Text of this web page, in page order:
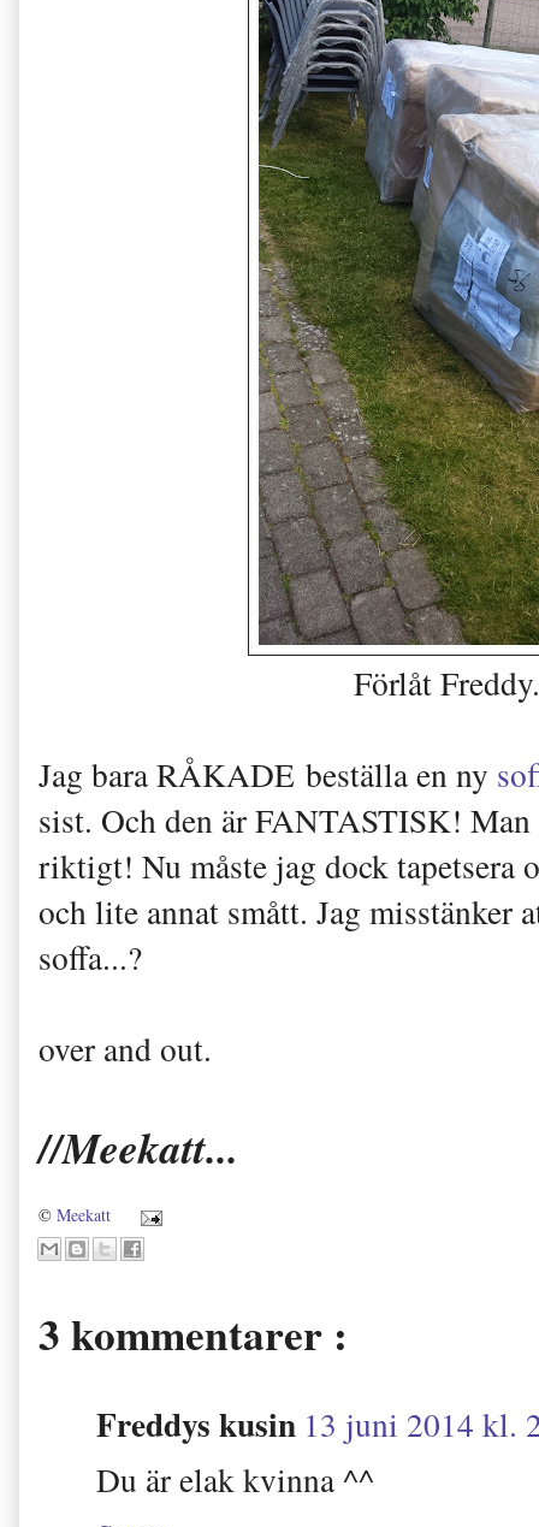
Förlåt
Jag bara RÅKADE beställa en ny
sist. Och den är FANTASTISK!
riktigt! Nu måste jag dock tapetsera
och lite annat smått. Jag
soffa...?
over and out.
//Meekatt...
© Meekatt
3 kommentarer :
Freddys kusin 13 juni 2014 kl.
Du är elak kvinna ^^